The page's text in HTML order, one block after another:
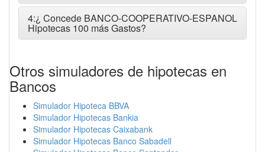
4:¿ Concede BANCO-COOPERATIVO-ESPANOL
Hipotecas 100 más Gastos?
Otros simuladores de hipotecas en
Bancos
Simulador Hipoteca BBVA
Simulador Hipotecas Bankia
Simulador Hipotecas Caixabank
Simulador Hipotecas Banco Sabadell